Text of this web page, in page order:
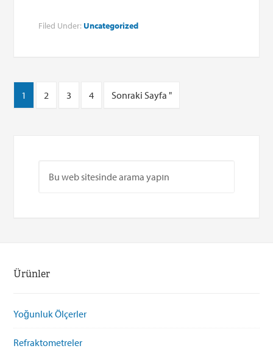
Filed Under: Uncategorized
1 2 3 4 Sonraki Sayfa "
Ürünler
Yoğunluk Ölçerler
Refraktometreler